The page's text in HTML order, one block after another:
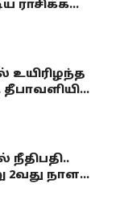
ராசிக்க...
உயிரிழந்த
நீதிபதி..
2வது நாள...